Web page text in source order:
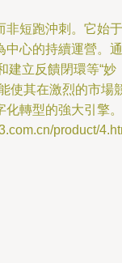
非短跑沖刺。它始于
中心的持續運營。通
建立反饋閉環等“妙
使其在激烈的市場
化轉型的強大引擎。
product/